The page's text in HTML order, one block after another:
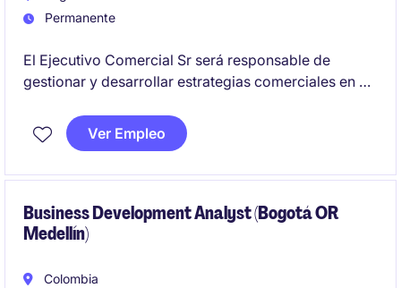
Permanente
El Ejecutivo Comercial Sr será responsable de
gestionar y desarrollar estrategias comerciales en el
Life Sciences. Este rol requiere un enfoque en la
creación de relaciones comerciales sólidas y el
Ver Empleo
Business Development Analyst (Bogotá OR
Medellín)
Colombia